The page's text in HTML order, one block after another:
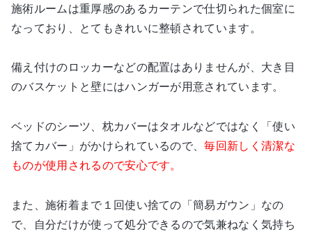
施術ルームは重厚感のあるカーテンで仕切られた個室に
なっており、とてもきれいに整頓されています。
備え付けのロッカーなどの配置はありませんが、大き目
のバスケットと壁にはハンガーが用意されています。
ベッドのシーツ、枕カバーはタオルなどではなく「使い
捨てカバー」がかけられているので、毎回新しく清潔な
ものが使用されるので安心です。
また、施術着まで１回使い捨ての「簡易ガウン」なの
で、自分だけが使って処分できるので気兼ねなく気持ち